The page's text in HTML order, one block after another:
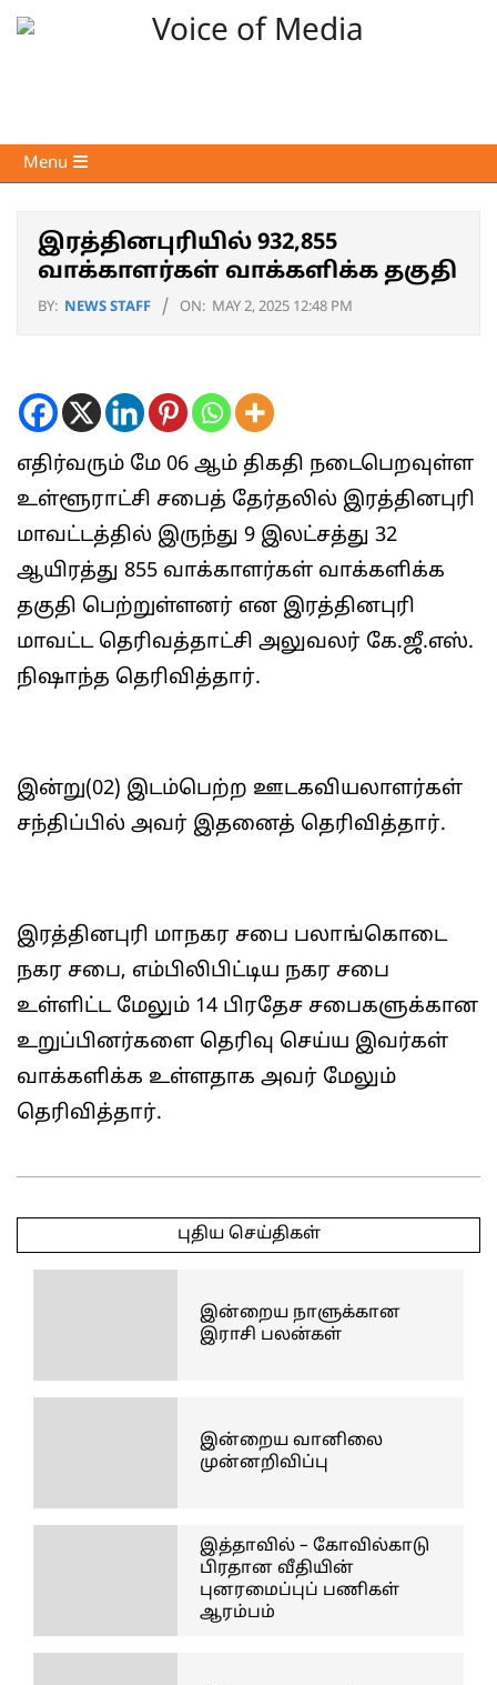
Skip
Voice
of
Primary
Navigation
Menu
இரத்தினபுரியில் 932,855
வாக்காளர்கள் வாக்களிக்க தகுதி
BY: NEWS STAFF ON: MAY 2, 2025 12:48 PM
எதிர்வரும் மே 06 ஆம் திகதி நடைபெறவுள்ள
உள்ளூராட்சி சபைத் தேர்தலில் இரத்தினபுரி
மாவட்டத்தில் இருந்து 9 இலட்சத்து 32
ஆயிரத்து 855 வாக்காளர்கள் வாக்களிக்க
தகுதி பெற்றுள்ளனர் என இரத்தினபுரி
மாவட்ட தெரிவத்தாட்சி அலுவலர் கே.ஜீ.எஸ்.
நிஷாந்த தெரிவித்தார்.
இன்று(02) இடம்பெற்ற ஊடகவியலாளர்கள்
சந்திப்பில் அவர் இதனைத் தெரிவித்தார்.
இரத்தினபுரி மாநகர சபை பலாங்கொடை
நகர சபை, எம்பிலிபிட்டிய நகர சபை
உள்ளிட்ட மேலும் 14 பிரதேச சபைகளுக்கான
உறுப்பினர்களை தெரிவு செய்ய இவர்கள்
வாக்களிக்க உள்ளதாக அவர் மேலும்
தெரிவித்தார்.
05-
புதிய செய்திகள்
இன்றைய நாளுக்கான
இராசி பலன்கள்
இன்றைய வானிலை
முன்னறிவிப்பு
இத்தாவில் – கோவில்காடு
பிரதான வீதியின்
புனரமைப்புப் பணிகள்
ஆரம்பம்